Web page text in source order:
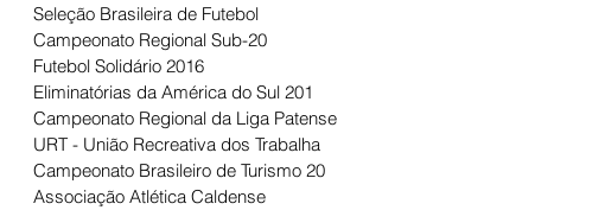
Seleção Brasileira de Futebol
Campeonato Regional Sub-20
Futebol Solidário 2016
Eliminatórias da América do Sul 201
Campeonato Regional da Liga Patense
URT - União Recreativa dos Trabalha
Campeonato Brasileiro de Turismo 20
Associação Atlética Caldense